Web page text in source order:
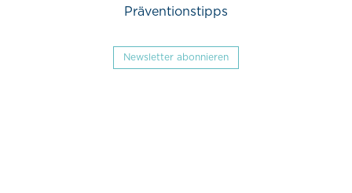
Präventionstipps
Newsletter abonnieren